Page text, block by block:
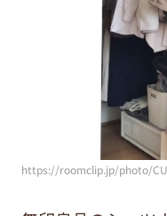
https://roomclip.jp/photo/